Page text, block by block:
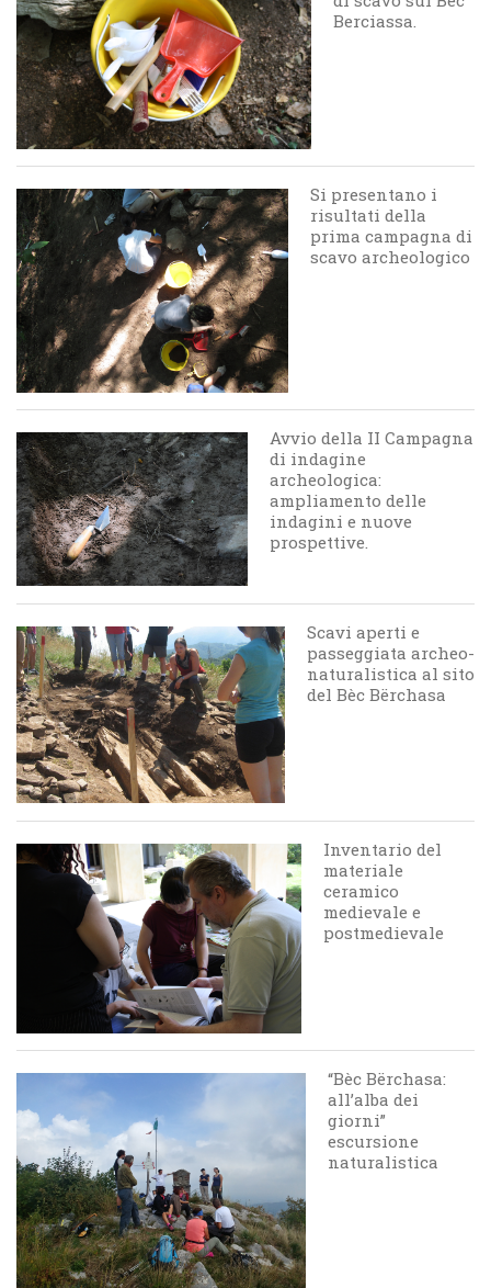
Berciassa.
Si presentano i
risultati della
prima campagna di
scavo archeologico
Avvio della II Campagna
di indagine
archeologica:
ampliamento delle
indagini e nuove
prospettive.
Scavi aperti e
passeggiata archeo-
naturalistica al sito
del Bèc Bërchasa
Inventario del
materiale
ceramico
medievale e
postmedievale
“Bèc Bërchasa:
all’alba dei
giorni”
escursione
naturalistica